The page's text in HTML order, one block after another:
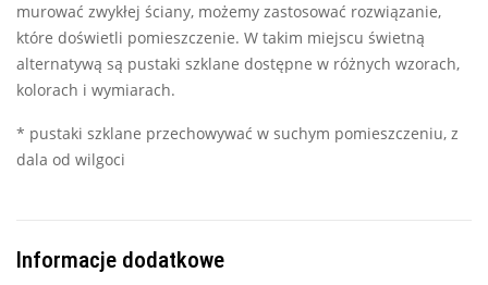
murować zwykłej ściany, możemy zastosować rozwiązanie,
które doświetli pomieszczenie. W takim miejscu świetną
alternatywą są pustaki szklane dostępne w różnych wzorach,
kolorach i wymiarach.
* pustaki szklane przechowywać w suchym pomieszczeniu, z
dala od wilgoci
Informacje dodatkowe